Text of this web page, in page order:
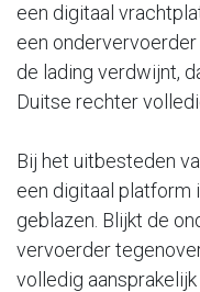
een digitaal
een
de lading verdwijnt,
Duitse rechter
Bij het uitbesteden
een digitaal platform
geblazen. Blijkt de
vervoerder
volledig